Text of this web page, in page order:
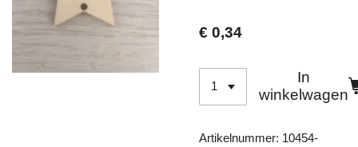
€ 0,34
In
winkelwagen
Artikelnummer: 10454-